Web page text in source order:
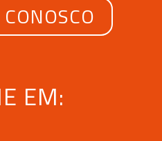
EM: